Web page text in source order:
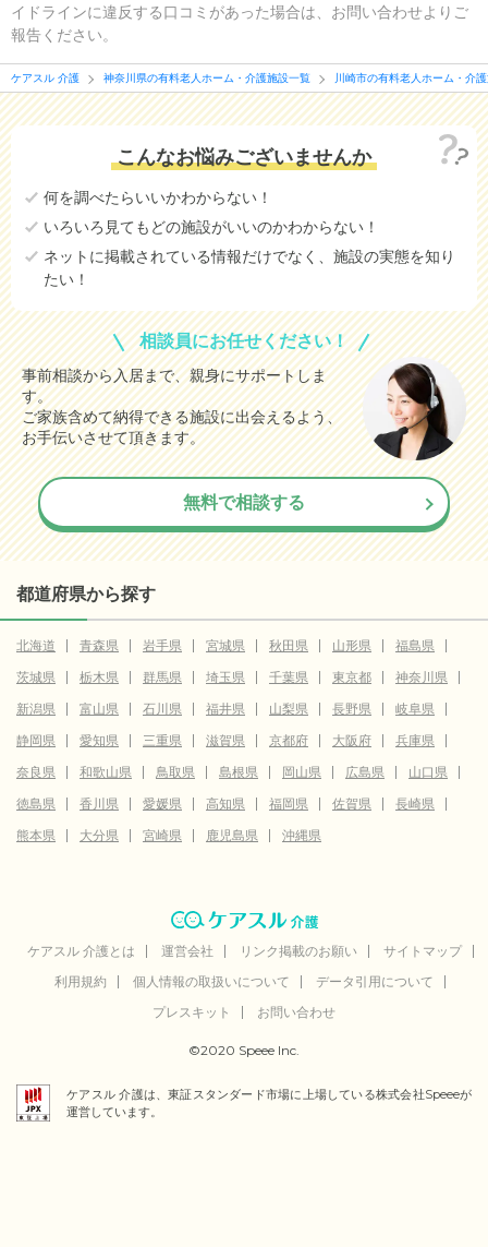
イドラインに違反する口コミがあった場合は、お問い合わせよりご
報告ください。
ケアスル 介護 神奈川県の有料老人ホーム・介護施設一覧 川崎市の有料老人ホーム・介
こんなお悩みございませんか
何を調べたらいいかわからない！
いろいろ見てもどの施設がいいのかわからない！
ネットに掲載されている情報だけでなく、施設の実態を知り
たい！
相談員にお任せください！
事前相談から入居まで、親身にサポートしま
す。
ご家族含めて納得できる施設に出会えるよう、
お手伝いさせて頂きます。
無料で相談する
都道府県から探す
北海道 青森県 岩手県 宮城県 秋田県 山形県
福島県
茨城県
栃木県 群馬県 埼玉県 千葉県 東京都
神奈川県
新潟県
富山県 石川県 福井県 山梨県 長野県
岐阜県
静岡県
愛知県 三重県 滋賀県 京都府 大阪府
兵庫県
奈良県
和歌山県 鳥取県 島根県 岡山県 広島県
山口県
徳島県
香川県 愛媛県 高知県 福岡県 佐賀県
長崎県
熊本県
大分県 宮崎県 鹿児島県 沖縄県
ケアスル 介護とは 運営会社 リンク掲載のお願い
サイトマップ
利用規約
個人情報の取扱いについて
データ引用について
プレスキット
お問い合わせ
©2020 Speee Inc.
ケアスル 介護は、東証スタンダード市場に上場している株式会社Speeeが
運営しています。